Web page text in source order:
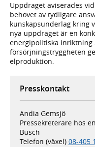
Uppdraget aviserades
behovet av tydligare
kunskapsunderlag kring
nya uppdraget är en
energipolitiska inriktning
försörjningstryggheten
elproduktion.
Presskontakt
Andia Gemsjö
Pressekreterare hos
Busch
Telefon (växel) 08-405